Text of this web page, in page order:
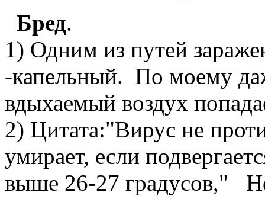
Бред.
1) Одним из путей
-капельный. По моему
вдыхаемый воздух
2) Цитата:"Вирус не
умирает, если
выше 26-27 градусов,"